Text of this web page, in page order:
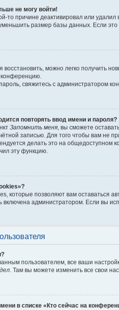
не могу войти!
то причине деактивировал или
размер базы данных. Если это
восстановить, можно легко получить
конференцию.
свяжитесь с администратором
повторять ввод имени и пароля?
Запомнить меня, вы сможете
записью. Для того чтобы вам не
делать это на общедоступном
эту функцию.
которые позволяют вам оставаться
включена администратором. Если вы
пользователем, все ваши
. Там вы можете изменить все свои
в списке «Кто сейчас на